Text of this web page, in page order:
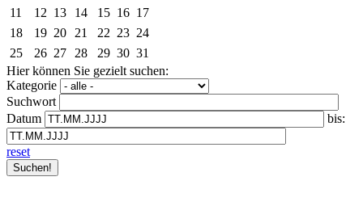
11
12 13 14 15 16 17
18
19 20 21 22 23 24
25
26 27 28 29 30 31
Hier können Sie gezielt suchen:
Kategorie
Suchwort
Datum
bis:
reset